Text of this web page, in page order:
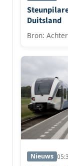
Duitsland
Bron:
Nieuws